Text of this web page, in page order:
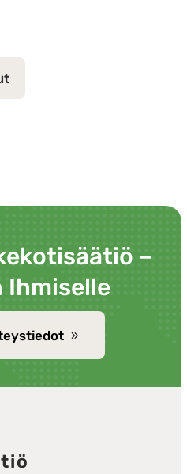
–
Ihmiselle